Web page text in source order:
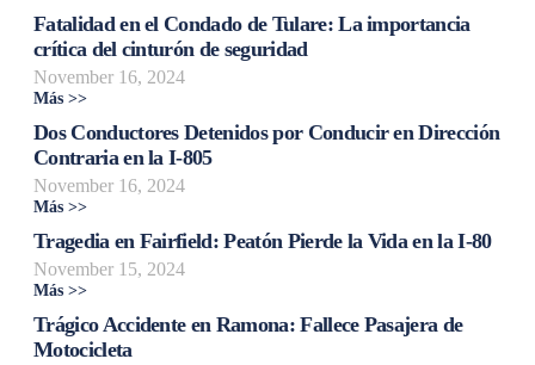
Fatalidad en el Condado de Tulare: La importancia
crítica del cinturón de seguridad
November 16, 2024
Más >>
Dos Conductores Detenidos por Conducir en Dirección
Contraria en la I-805
November 16, 2024
Más >>
Tragedia en Fairfield: Peatón Pierde la Vida en la I-80
November 15, 2024
Más >>
Trágico Accidente en Ramona: Fallece Pasajera de
Motocicleta